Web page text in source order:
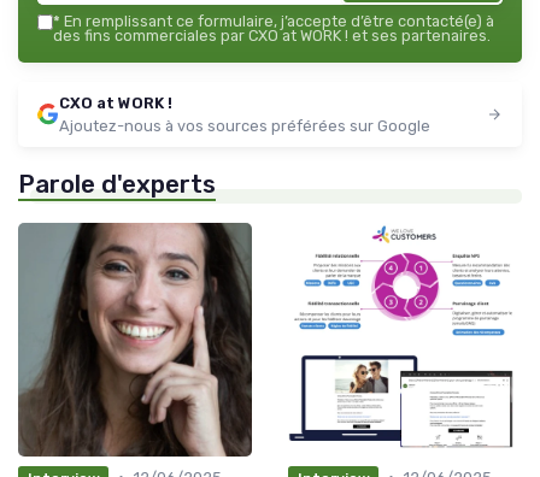
* En remplissant ce formulaire, j’accepte d’être contacté(e) à
des fins commerciales par CXO at WORK ! et ses partenaires.
CXO at WORK !
Ajoutez-nous à vos sources préférées sur Google
Parole d'experts